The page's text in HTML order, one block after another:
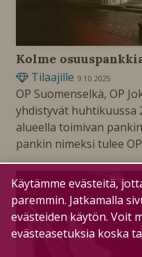
Kolme
Tilaajille 9.10.2025
OP Suomenselkä, OP
yhdistyvät huhtikuussa
alueella toimivan
pankin nimeksi tulee
Käytämme evästeitä,
paremmin. Jatkamalla
evästeiden käytön. Voit
evästeasetuksia koska